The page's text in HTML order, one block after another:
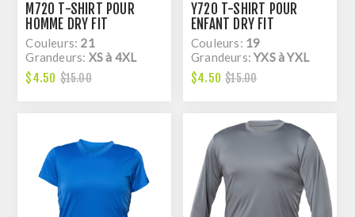
M720 T-SHIRT POUR
HOMME DRY FIT
Couleurs: 21
Grandeurs: XS à 4XL
$4.50 $15.00
Y720 T-SHIRT POUR
ENFANT DRY FIT
Couleurs: 19
Grandeurs:YXS à YXL
$4.50 $15.00